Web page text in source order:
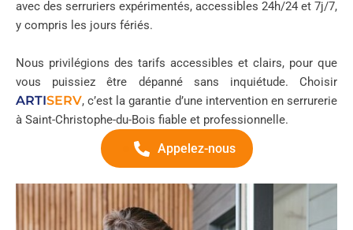
avec des serruriers expérimentés, accessibles 24h/24 et 7j/7,
y compris les jours fériés.
Nous privilégions des tarifs accessibles et clairs, pour que
vous puissiez être dépanné sans inquiétude. Choisir
ARTISERV, c’est la garantie d’une intervention en serrurerie
à Saint-Christophe-du-Bois fiable et professionnelle.
Appelez-nous